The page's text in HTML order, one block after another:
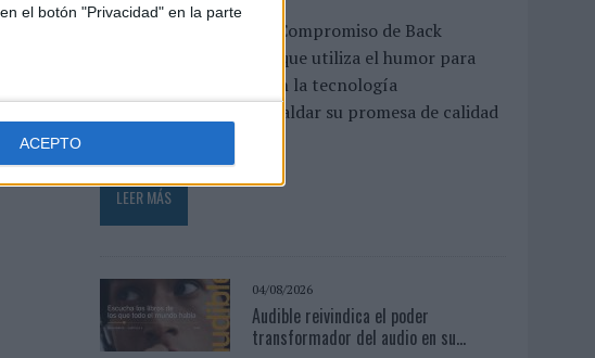
el botón "Privacidad" en la parte
ACEPTO
La compañía lanza ‘El Compromiso de Back
Market’, una campaña que utiliza el humor para
reforzar la confianza en la tecnología
reacondicionada y respaldar su promesa de calidad
LEER MÁS
04/08/2026
Audible reivindica el poder
transformador del audio en su...